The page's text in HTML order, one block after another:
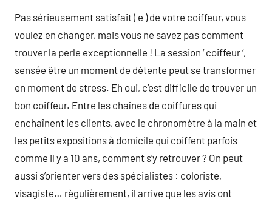
Pas sérieusement satisfait ( e ) de votre coiffeur, vous
voulez en changer, mais vous ne savez pas comment
trouver la perle exceptionnelle ! La session ‘ coiffeur ‘,
sensée être un moment de détente peut se transformer
en moment de stress. Eh oui, c’est difficile de trouver un
bon coiffeur. Entre les chaînes de coiffures qui
enchaînent les clients, avec le chronomètre à la main et
les petits expositions à domicile qui coiffent parfois
comme il y a 10 ans, comment s’y retrouver ? On peut
aussi s’orienter vers des spécialistes : coloriste,
visagiste… règulièrement, il arrive que les avis ont